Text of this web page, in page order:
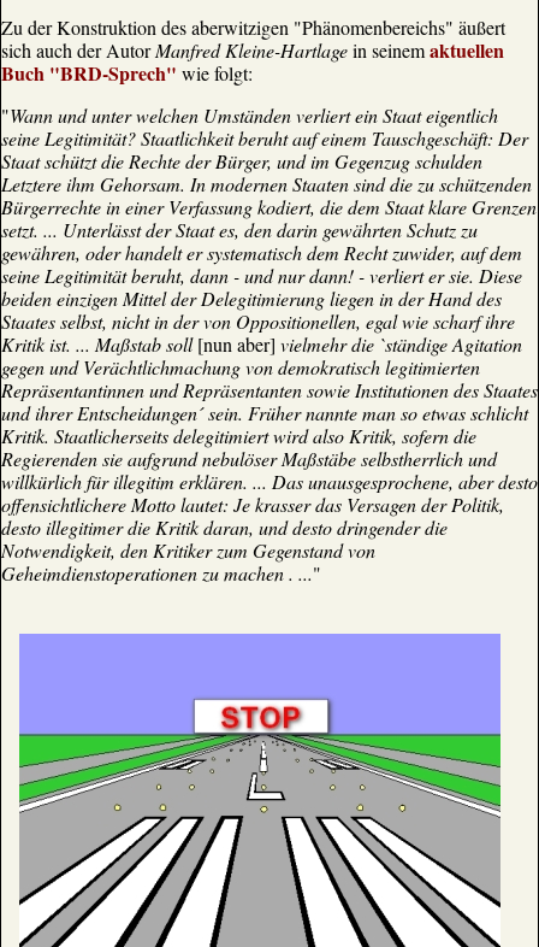
Zu der Konstruktion des aberwitzigen "Phänomenbereichs" äußert
sich auch der AutorManfred Kleine-Hartlagein seinemaktuellen
Buch "BRD-Sprech" wie folgt:
"Wann und unter welchen Umständen verliert ein Staat eigentlich
seine Legitimität? Staatlichkeit beruht auf einem Tauschgeschäft: Der
Staat schützt die Rechte der Bürger, und im Gegenzug schulden
Letztere ihm Gehorsam. In modernen Staaten sind die zu schützenden
Bürgerrechte in einer Verfassung kodiert, die dem Staat klare Grenzen
setzt. ... Unterlässt der Staat es, den darin gewährten Schutz zu
gewähren, oder handelt er systematisch dem Recht zuwider, auf dem
seine Legitimität beruht, dann - und nur dann! - verliert er sie. Diese
beiden einzigen Mittel der Delegitimierung liegen in der Hand des
Staates selbst, nicht in der von Oppositionellen, egal wie scharf ihre
Kritik ist. ... Maßstab soll[nun aber] vielmehr die `ständige Agitation
gegen und Verächtlichmachung von demokratisch legitimierten
Repräsentantinnen und Repräsentanten sowie Institutionen des Staates
und ihrer Entscheidungen´ sein. Früher nannte man so etwas schlicht
Kritik. Staatlicherseits delegitimiert wird also Kritik, sofern die
Regierenden sie aufgrund nebulöser Maßstäbe selbstherrlich und
willkürlich für illegitim erklären. ... Das unausgesprochene, aber desto
offensichtlichere Motto lautet: Je krasser das Versagen der Politik,
desto illegitimer die Kritik daran, und desto dringender die
Notwendigkeit, den Kritiker zum Gegenstand von
Geheimdienstoperationen zu machen . ..."